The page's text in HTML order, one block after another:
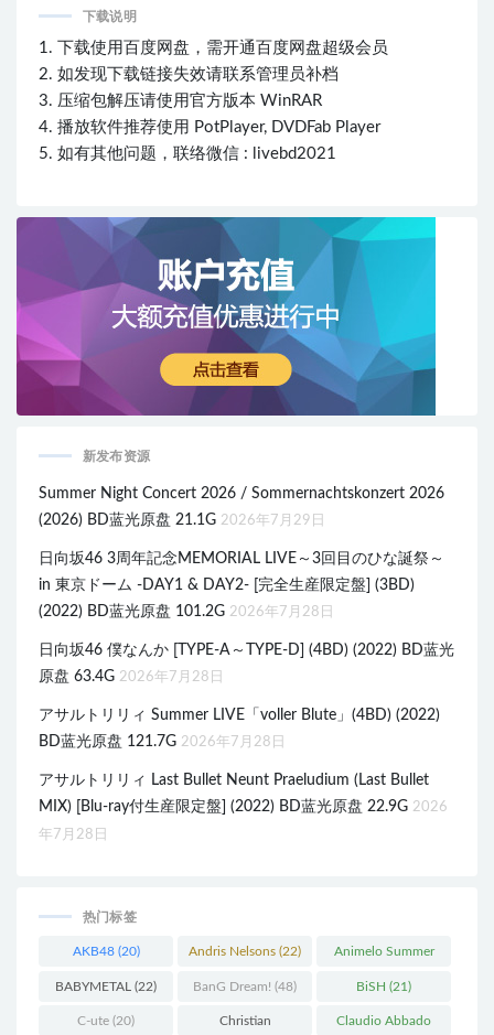
下载说明
1. 下载使用百度网盘，需开通百度网盘超级会员
2. 如发现下载链接失效请联系管理员补档
3. 压缩包解压请使用官方版本 WinRAR
4. 播放软件推荐使用 PotPlayer, DVDFab Player
5. 如有其他问题，联络微信 : livebd2021
新发布资源
Summer Night Concert 2026 / Sommernachtskonzert 2026
(2026) BD蓝光原盘 21.1G 2026年7月29日
日向坂46 3周年記念MEMORIAL LIVE～3回目のひな誕祭～
in 東京ドーム -DAY1 & DAY2- [完全生産限定盤] (3BD)
(2022) BD蓝光原盘 101.2G 2026年7月28日
日向坂46 僕なんか [TYPE-A～TYPE-D] (4BD) (2022) BD蓝光
原盘 63.4G 2026年7月28日
アサルトリリィ Summer LIVE「voller Blute」(4BD) (2022)
BD蓝光原盘 121.7G 2026年7月28日
アサルトリリィ Last Bullet Neunt Praeludium (Last Bullet
MIX) [Blu-ray付生産限定盤] (2022) BD蓝光原盘 22.9G 2026
年7月28日
热门标签
AKB48(20) Andris Nelsons (22) Animelo Summer
Live (34)
BABYMETAL (22) BanG Dream! (48) BiSH (21)
C-ute (20) Christian Claudio Abbado